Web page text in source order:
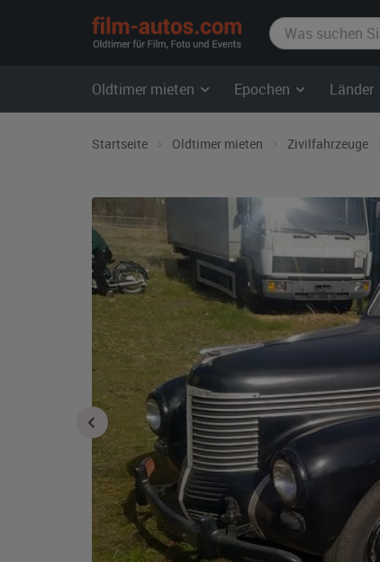
film-
autos.com
Oldtimer mieten Epochen Länder
Startseite Oldtimer mieten Zivilfahrzeuge